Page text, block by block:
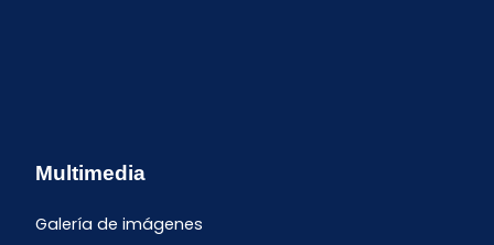
Multimedia
Galería de imágenes